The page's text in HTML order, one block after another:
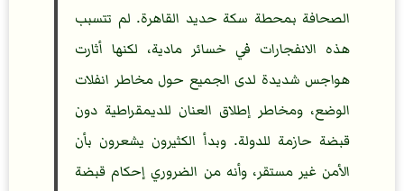
الصحافة بمحطة سكة حديد القاهرة. لم تتسبب
هذه الانفجارات في خسائر مادية، لكنها أثارت
هواجس شديدة لدى الجميع حول مخاطر انفلات
الوضع، ومخاطر إطلاق العنان للديمقراطية دون
قبضة حازمة للدولة. وبدأ الكثيرون يشعرون بأن
الأمن غير مستقر، وأنه من الضروري إحكام قبضة